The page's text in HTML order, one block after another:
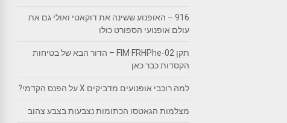
916 – האופנוע ששינה את דוקאטי ואולי גם את
עולם אופנועי הספורט כולו
תקן FIM FRHPhe-02 – הדור הבא של בטיחות
הקסדות כבר כאן
למה רוכבי אופנועים מדביקים X על הפנס הקדמי?
מצלמות הגאטסו הכתומות נצבעות בצבע צהוב